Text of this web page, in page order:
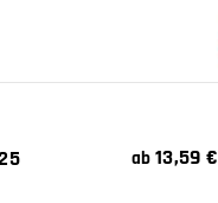
ab 13,59€